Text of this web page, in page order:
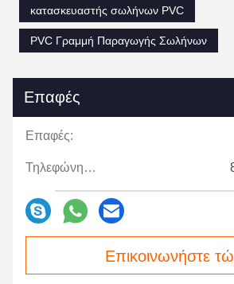
κατασκευαστής σωλήνων PVC
PVC Γραμμή Παραγωγής Σωλήνων
Επαφές
Επαφές:
Τηλεφώνημα:
Επικοινωνήστε